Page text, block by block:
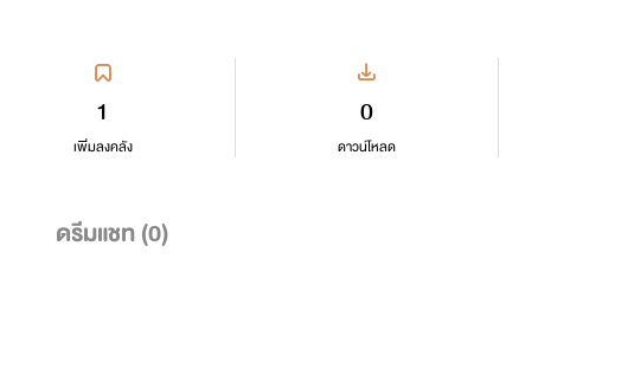
1
เพิ่มลงคลัง
0
ดาวน์โหลด
ดรีมแชท (0)